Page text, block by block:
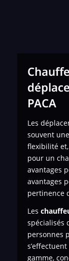
PACA
Les
souvent
flexibilité
pour un
avantages
avantages
pertinence
Les
spécialisés
personnes
gamme,